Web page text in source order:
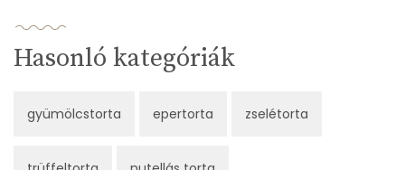
Hasonló kategóriák
gyümölcstorta epertorta zselétorta